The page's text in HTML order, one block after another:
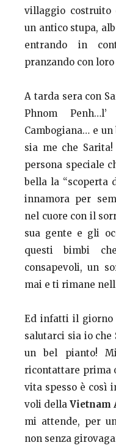
villaggio costruito
un antico stupa,
entrando in
pranzando con
A tarda sera con
Phnom
Cambogiana… e un
sia me che
persona speciale
bella la “scoperta
innamora per
nel cuore con il
sua gente e gli
questi bimbi
consapevoli, un
mai e ti rimane
Ed infatti il giorno
salutarci sia io
un bel pianto!
ricontattare prima
vita spesso è così
voli della Vietnam
mi attende, per
non senza